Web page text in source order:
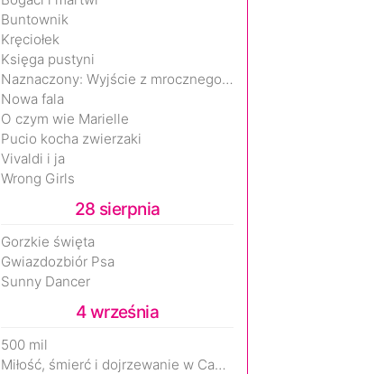
Buntownik
Kręciołek
Księga pustyni
Naznaczony: Wyjście z mrocznego wymiaru
Nowa fala
O czym wie Marielle
Pucio kocha zwierzaki
Vivaldi i ja
Wrong Girls
28 sierpnia
Gorzkie święta
Gwiazdozbiór Psa
Sunny Dancer
4 września
500 mil
Miłość, śmierć i dojrzewanie w Camp Miasma